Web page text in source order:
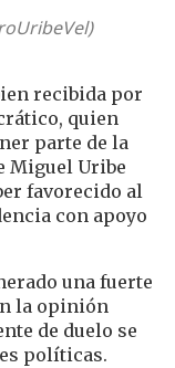
recibida por
quien
parte de la
Miguel Uribe
favorecido al
con apoyo
una fuerte
la opinión
de duelo se
políticas.